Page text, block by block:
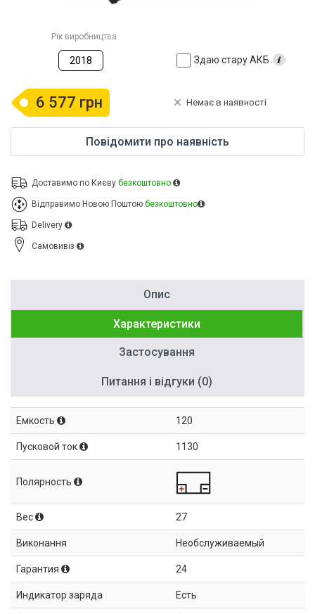
Рік виробництва
2018 Здаю стару АКБ
6 577 грн Немає в наявності
Повідомити про наявність
Доставимо по Києву безкоштовно
Відправимо Новою Поштою безкоштовно
Delivery
Cамовивіз
Опис
Характеристики
Застосування
Питання і відгуки (0)
Емкость 120
Пусковой ток 1130
Полярность
Вес 27
Виконання Необслуживаемый
Гарантия 24
Индикатор заряда Есть